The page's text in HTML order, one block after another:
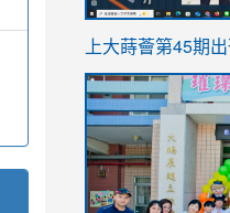
ink
https://
link
https://
上大蒔薈第45期